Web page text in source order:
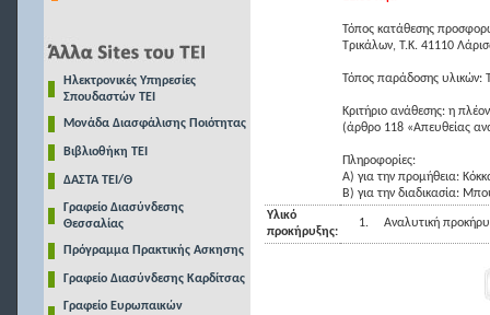
Ηλεκτρονικές Υπηρεσίες
Σπουδαστών ΤΕΙ
Μονάδα Διασφάλισης Ποιότητας
Βιβλιοθήκη ΤΕΙ
ΔΑΣΤΑ ΤΕΙ/Θ
Γραφείο Διασύνδεσης
Θεσσαλίας
Πρόγραμμα Πρακτικής Ασκησης
Γραφείο Διασύνδεσης Καρδίτσας
Γραφείο Ευρωπαικών
Τόπος κατάθεσης
Τρικάλων, Τ.Κ. 41110
Τόπος παράδοσης υλικών:
Κριτήριο ανάθεσης: η
(άρθρο 118 «Απευθείας
Πληροφορίες:
Α) για την προμήθεια:
Β) για την διαδικασία:
Υλικό
προκήρυξης:
1. Αναλυτική